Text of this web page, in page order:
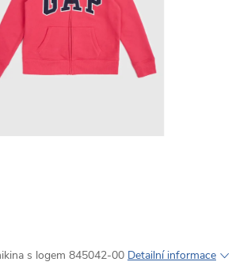
s logem 845042-00 Detailní informace